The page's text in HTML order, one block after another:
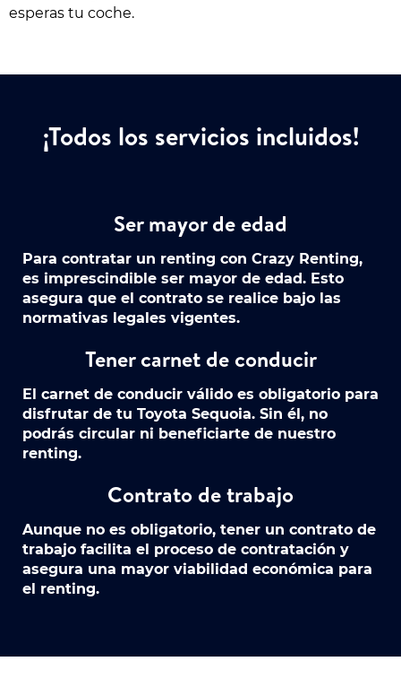
esperas tu coche.
¡Todos los servicios incluidos!
Ser mayor de edad
Para contratar un renting con Crazy Renting,
es imprescindible ser mayor de edad. Esto
asegura que el contrato se realice bajo las
normativas legales vigentes.
Tener carnet de conducir
El carnet de conducir válido es obligatorio para
disfrutar de tu Toyota Sequoia. Sin él, no
podrás circular ni beneficiarte de nuestro
renting.
Contrato de trabajo
Aunque no es obligatorio, tener un contrato de
trabajo facilita el proceso de contratación y
asegura una mayor viabilidad económica para
el renting.